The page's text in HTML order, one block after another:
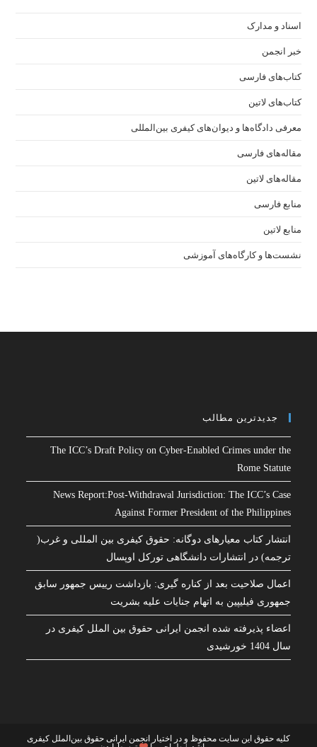
اسناد و مدارک
خبر انجمن
کتاب‌های فارسی
کتاب‌های لاتین
معرفی دادگاه‌ها و دیوان‌های کیفری ‌بین‌المللی
مقاله‌های فارسی
مقاله‌های لاتین
منابع فارسی
منابع لاتین
نشست‌ها و کارگاه‌های آموزشی
جدیدترین مطالب
The ICC’s Draft Policy on Cyber-Enabled Crimes under the
Rome Statute
News Report:Post-Withdrawal Jurisdiction: The ICC’s Case
Against Former President of the Philippines
انتشار کتاب معیارهای دوگانه: حقوق کیفری بین المللی و غرب(
ترجمه) در انتشارات دانشگاهی تورکل اوپسال
اعمال صلاحیت بعد از کناره گیری: بازداشت رییس جمهور سابق
جمهوری فیلیپین به اتهام جنایات علیه بشریت
اعضاء پذیرفته شده انجمن ایرانی حقوق بین الملل کیفری در
سال 1404 خورشیدی
کلیه حقوق این سایت محفوظ و در اختیار انجمن ایرانی حقوق بین‌الملل کیفری